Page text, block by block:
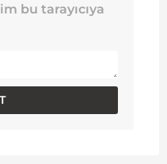
bu tarayıcıya